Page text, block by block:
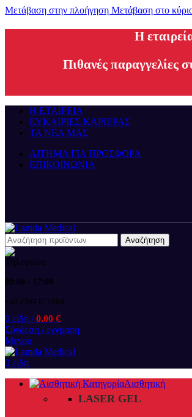
Μετάβαση στην πλοήγηση Μετάβαση στο
H
Πιθανές παραγγελίες
Η ΕΤΑΙΡΕΙΑ
ΕΥΚΑΙΡΙΕΣ ΚΑΡΙΕΡΑΣ
ΤΑ ΝΕΑ ΜΑΣ
ΑΙΤΗΜΑ ΓΙΑ ΠΡΟΣΦΟΡΑ
ΕΠΙΚΟΙΝΩΝΙΑ
Αναζήτηση
09:00 - 17:00
+30 2394 071684
0 είδη / 0.00 €
Σύνδεση / εγγραφή
Μενού
0 είδη
Αισθητική
LASER GEL